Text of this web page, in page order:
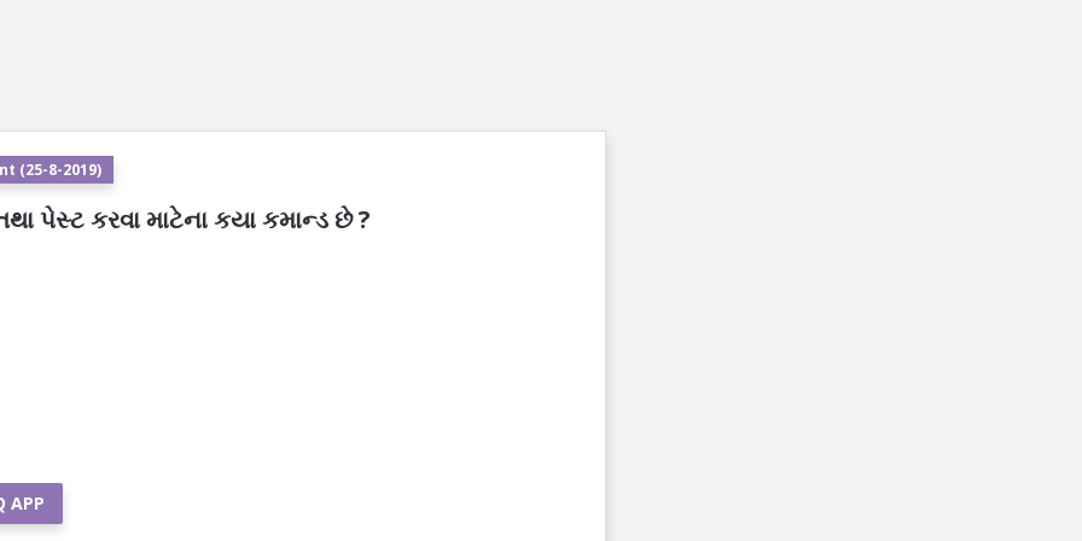
(25-8-2019)
પેસ્ટ કરવા માટેના કયા કમાન્ડ છે ?
APP